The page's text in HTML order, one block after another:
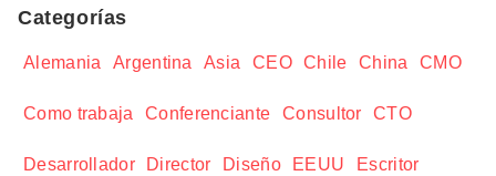
Categorías
Alemania Argentina Asia CEO Chile China CMO
Como trabaja Conferenciante Consultor CTO
Desarrollador Director Diseño EEUU Escritor